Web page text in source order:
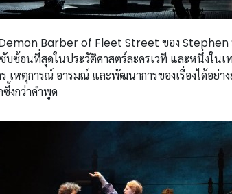
Barber of Fleet Street ของ
ซับซ้อนที่สุดในประวัติศาสตร์ละครเวที และหนึ่งใ
หตุการณ์ อารมณ์ และพัฒนาการของเรื่องได้อย่า
งกว่าคำพูด